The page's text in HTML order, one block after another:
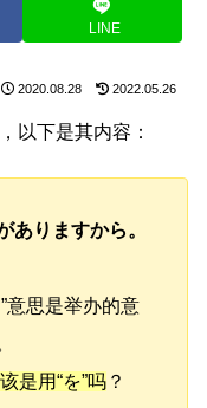
LINE
2020.08.28 2022.05.26
以下是其内容：
ありますから。
意思是举办的意
是用“を”吗 ？